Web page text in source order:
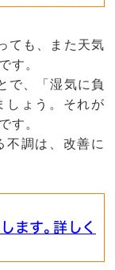
ても、また天気
す。
で、「湿気に負
しょう。それが
す。
不調は、改善に
ます。詳しく